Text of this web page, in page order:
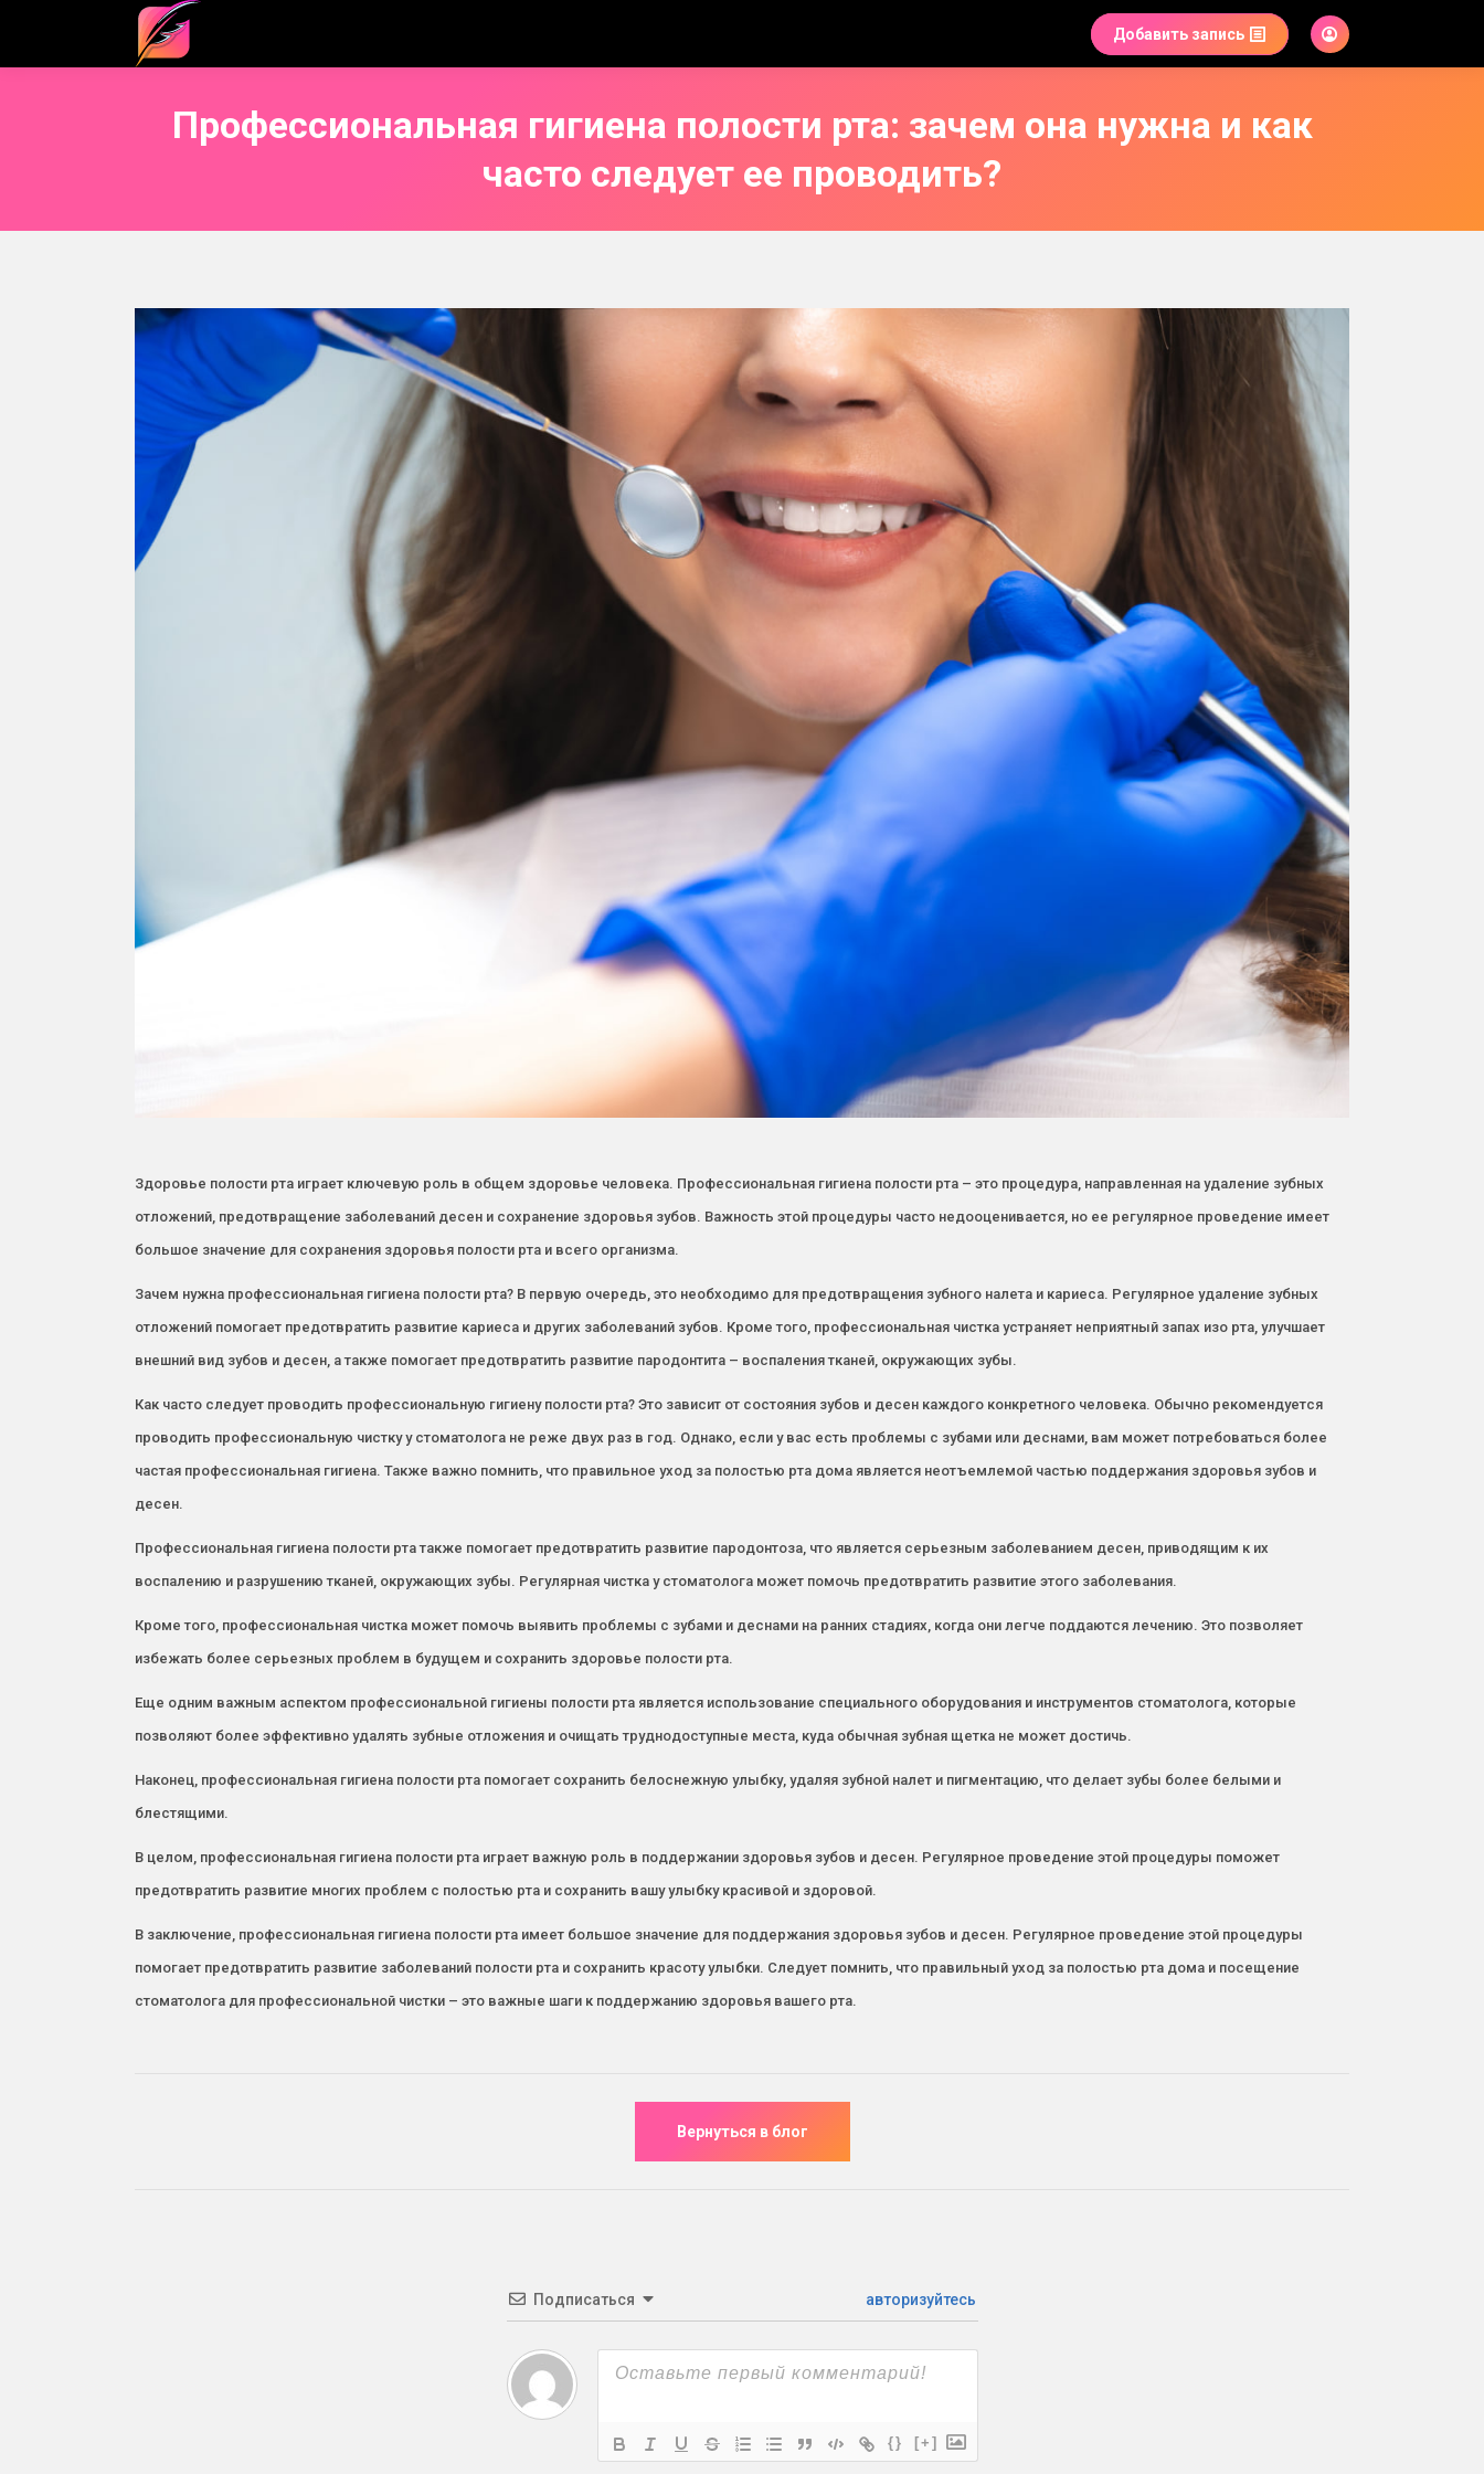
Добавить запись
Профессиональная гигиена полости рта: зачем она нужна и как
часто следует ее проводить?
Здоровье полости рта играет ключевую роль в общем здоровье человека. Профессиональная гигиена полости рта – это процедура, направленная на удаление зубных
отложений, предотвращение заболеваний десен и сохранение здоровья зубов. Важность этой процедуры часто недооценивается, но ее регулярное проведение имеет
большое значение для сохранения здоровья полости рта и всего организма.
Зачем нужна профессиональная гигиена полости рта? В первую очередь, это необходимо для предотвращения зубного налета и кариеса. Регулярное удаление зубных
отложений помогает предотвратить развитие кариеса и других заболеваний зубов. Кроме того, профессиональная чистка устраняет неприятный запах изо рта, улучшает
внешний вид зубов и десен, а также помогает предотвратить развитие пародонтита – воспаления тканей, окружающих зубы.
Как часто следует проводить профессиональную гигиену полости рта? Это зависит от состояния зубов и десен каждого конкретного человека. Обычно рекомендуется
проводить профессиональную чистку у стоматолога не реже двух раз в год. Однако, если у вас есть проблемы с зубами или деснами, вам может потребоваться более
частая профессиональная гигиена. Также важно помнить, что правильное уход за полостью рта дома является неотъемлемой частью поддержания здоровья зубов и
десен.
Профессиональная гигиена полости рта также помогает предотвратить развитие пародонтоза, что является серьезным заболеванием десен, приводящим к их
воспалению и разрушению тканей, окружающих зубы. Регулярная чистка у стоматолога может помочь предотвратить развитие этого заболевания.
Кроме того, профессиональная чистка может помочь выявить проблемы с зубами и деснами на ранних стадиях, когда они легче поддаются лечению. Это позволяет
избежать более серьезных проблем в будущем и сохранить здоровье полости рта.
Еще одним важным аспектом профессиональной гигиены полости рта является использование специального оборудования и инструментов стоматолога, которые
позволяют более эффективно удалять зубные отложения и очищать труднодоступные места, куда обычная зубная щетка не может достичь.
Наконец, профессиональная гигиена полости рта помогает сохранить белоснежную улыбку, удаляя зубной налет и пигментацию, что делает зубы более белыми и
блестящими.
В целом, профессиональная гигиена полости рта играет важную роль в поддержании здоровья зубов и десен. Регулярное проведение этой процедуры поможет
предотвратить развитие многих проблем с полостью рта и сохранить вашу улыбку красивой и здоровой.
В заключение, профессиональная гигиена полости рта имеет большое значение для поддержания здоровья зубов и десен. Регулярное проведение этой процедуры
помогает предотвратить развитие заболеваний полости рта и сохранить красоту улыбки. Следует помнить, что правильный уход за полостью рта дома и посещение
стоматолога для профессиональной чистки – это важные шаги к поддержанию здоровья вашего рта.
Подписаться авторизуйтесь
{} [+]